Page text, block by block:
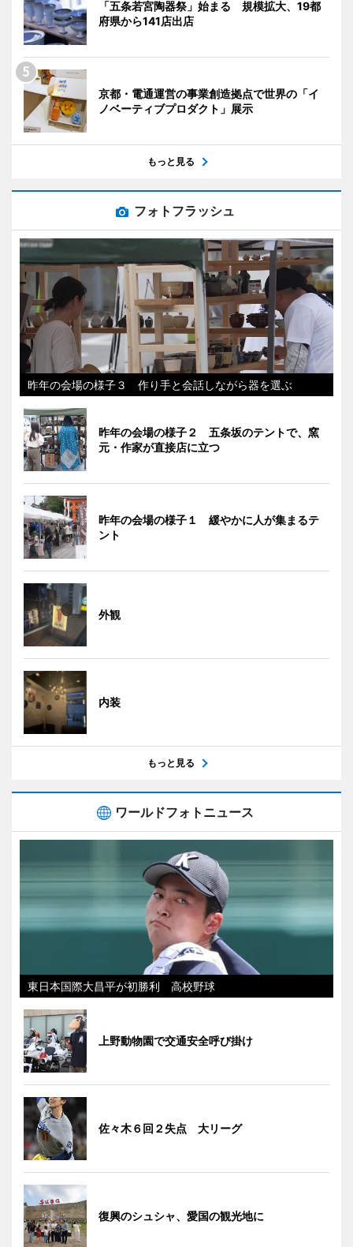
「五条若宮陶器祭」始まる 規模拡大、19都
府県から141店出店
京都・電通運営の事業創造拠点で世界の「イ
ノベーティブプロダクト」展示
もっと見る
フォトフラッシュ
昨年の会場の様子３ 作り手と会話しながら器を選ぶ
昨年の会場の様子２ 五条坂のテントで、窯
元・作家が直接店に立つ
昨年の会場の様子１ 緩やかに人が集まるテ
ント
外観
内装
もっと見る
ワールドフォトニュース
東日本国際大昌平が初勝利 高校野球
上野動物園で交通安全呼び掛け
佐々木６回２失点 大リーグ
復興のシュシャ、愛国の観光地に